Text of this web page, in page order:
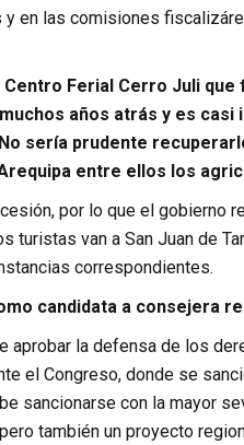
en las comisiones
Ferial Cerro Juli
años atrás y es casi
sería prudente
entre ellos los
por lo que el gobierno
van a San Juan de
correspondientes.
candidata a consejera
aprobar la defensa de los
el Congreso, donde se
sancionarse con la mayor
también un proyecto